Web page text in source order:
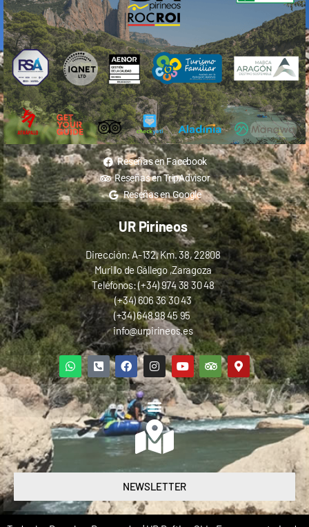
Reseñas en Facebook
Reseñas en TripAdvisor
Reseñas en Google
UR Pirineos
Dirección: A-132, Km. 38, 22808
Murillo de Gállego ,Zaragoza
Teléfonos: (+34) 974 38 30 48
(+34) 606 36 30 43
(+34) 648 98 45 95
info@urpirineos.es
NEWSLETTER